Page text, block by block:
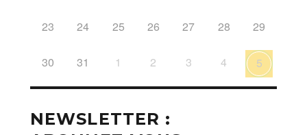
23 24 25 26 27 28 29
30 31 1 2 3 4 5
NEWSLETTER :